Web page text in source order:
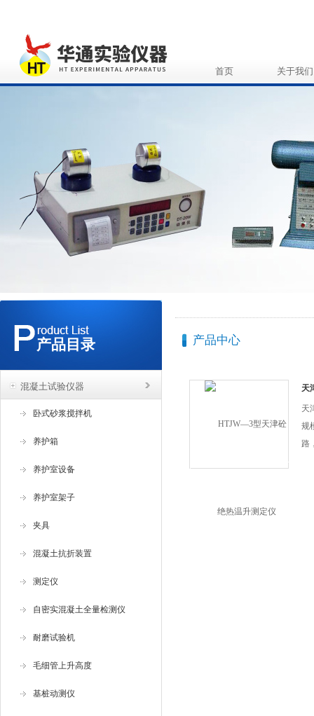
首页 关于我们
产品目录
混凝土试验仪器
卧式砂浆搅拌机
养护箱
养护室设备
养护室架子
夹具
混凝土抗折装置
测定仪
自密实混凝土全量检测仪
耐磨试验机
毛细管上升高度
基桩动测仪
产品中心
天
天
规
路